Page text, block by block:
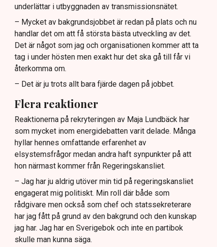
underlättar i utbyggnaden av transmissionsnätet.
– Mycket av bakgrundsjobbet är redan på plats och nu
handlar det om att få största bästa utveckling av det.
Det är något som jag och organisationen kommer att ta
tag i under hösten men exakt hur det ska gå till får vi
återkomma om.
– Det är ju trots allt bara fjärde dagen på jobbet.
Flera reaktioner
Reaktionerna på rekryteringen av Maja Lundbäck har
som mycket inom energidebatten varit delade. Många
hyllar hennes omfattande erfarenhet av
elsystemsfrågor medan andra haft synpunkter på att
hon närmast kommer från Regeringskansliet.
– Jag har ju aldrig utöver min tid på regeringskansliet
engagerat mig politiskt. Min roll där både som
rådgivare men också som chef och statssekreterare
har jag fått på grund av den bakgrund och den kunskap
jag har. Jag har en Sverigebok och inte en partibok
skulle man kunna säga.